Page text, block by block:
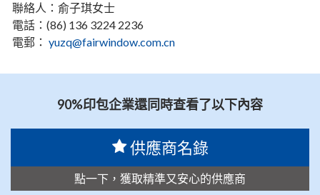
聯絡人：俞子琪女士
電話：(86) 136 3224 2236
電郵： yuzq@fairwindow.com.cn
90%印包企業還同時查看了以下內容
供應商名錄
點一下，獲取精準又安心的供應商